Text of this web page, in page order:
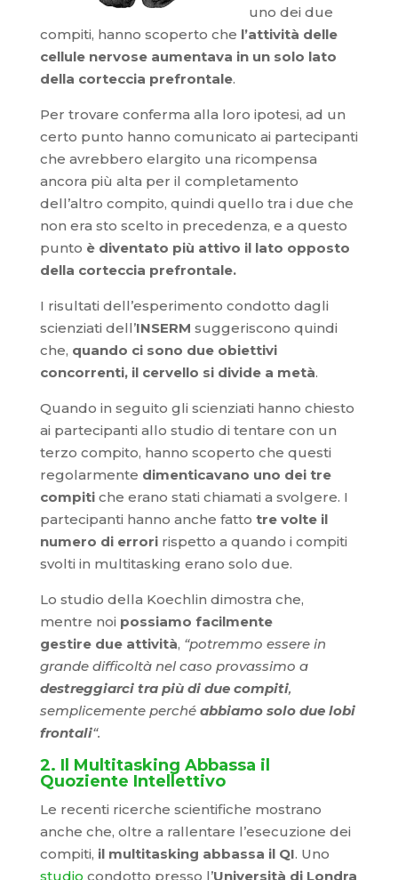
uno dei due
compiti, hanno scoperto che l’attività delle
cellule nervose aumentava in un solo lato
della corteccia prefrontale.
Per trovare conferma alla loro ipotesi, ad un
certo punto hanno comunicato ai partecipanti
che avrebbero elargito una ricompensa
ancora più alta per il completamento
dell’altro compito, quindi quello tra i due che
non era sto scelto in precedenza, e a questo
punto è diventato più attivo il lato opposto
della corteccia prefrontale.
I risultati dell’esperimento condotto dagli
scienziati dell’INSERM suggeriscono quindi
che, quando ci sono due obiettivi
concorrenti, il cervello si divide a metà.
Quando in seguito gli scienziati hanno chiesto
ai partecipanti allo studio di tentare con un
terzo compito, hanno scoperto che questi
regolarmente dimenticavano uno dei tre
compitiche erano stati chiamati a svolgere. I
partecipanti hanno anche fatto tre volte il
numero di erroririspetto a quando i compiti
svolti in multitasking erano solo due.
Lo studio della Koechlin dimostra che,
mentre noi possiamo facilmente
gestire due attività, “potremmo essere in
grande difficoltà nel caso provassimo a
destreggiarci tra più di due compiti,
semplicemente perché abbiamo solo due lobi
frontali“.
2. Il Multitasking Abbassa il
Quoziente Intellettivo
Le recenti ricerche scientifiche mostrano
anche che, oltre a rallentare l’esecuzione dei
compiti, il multitasking abbassa il QI. Uno
studio condotto presso l’Università di Londra